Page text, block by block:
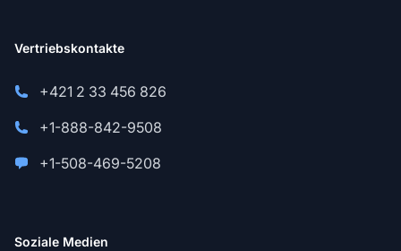
Vertriebskontakte
+421 2 33 456 826
+1-888-842-9508
+1-508-469-5208
Soziale Medien